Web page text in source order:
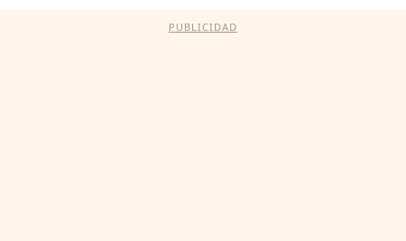
PUBLICIDAD